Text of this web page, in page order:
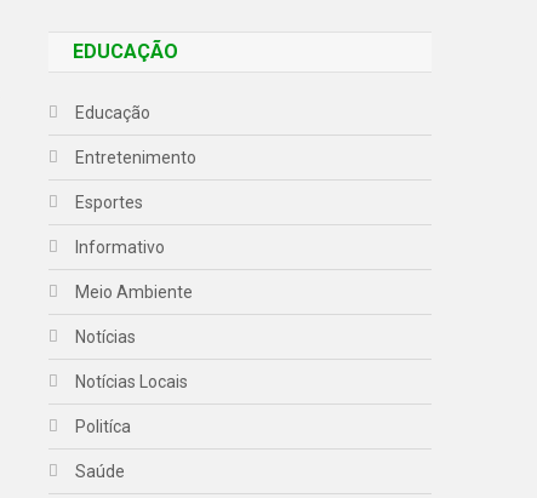
EDUCAÇÃO
Educação
Entretenimento
Esportes
Informativo
Meio Ambiente
Notícias
Notícias Locais
Politíca
Saúde